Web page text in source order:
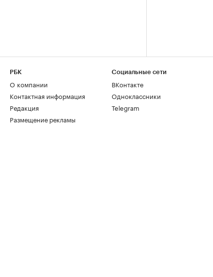
РБК
О компании
Контактная информация
Редакция
Размещение рекламы
Социальные сети
ВКонтакте
Одноклассники
Telegram